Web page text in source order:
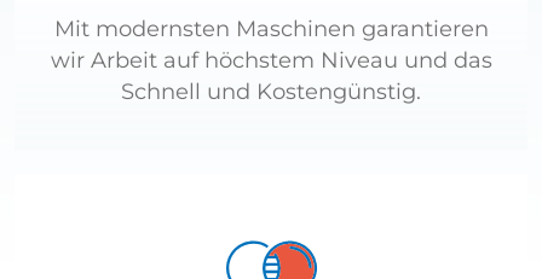
Mit modernsten Maschinen garantieren
wir Arbeit auf höchstem Niveau und das
Schnell und Kostengünstig.